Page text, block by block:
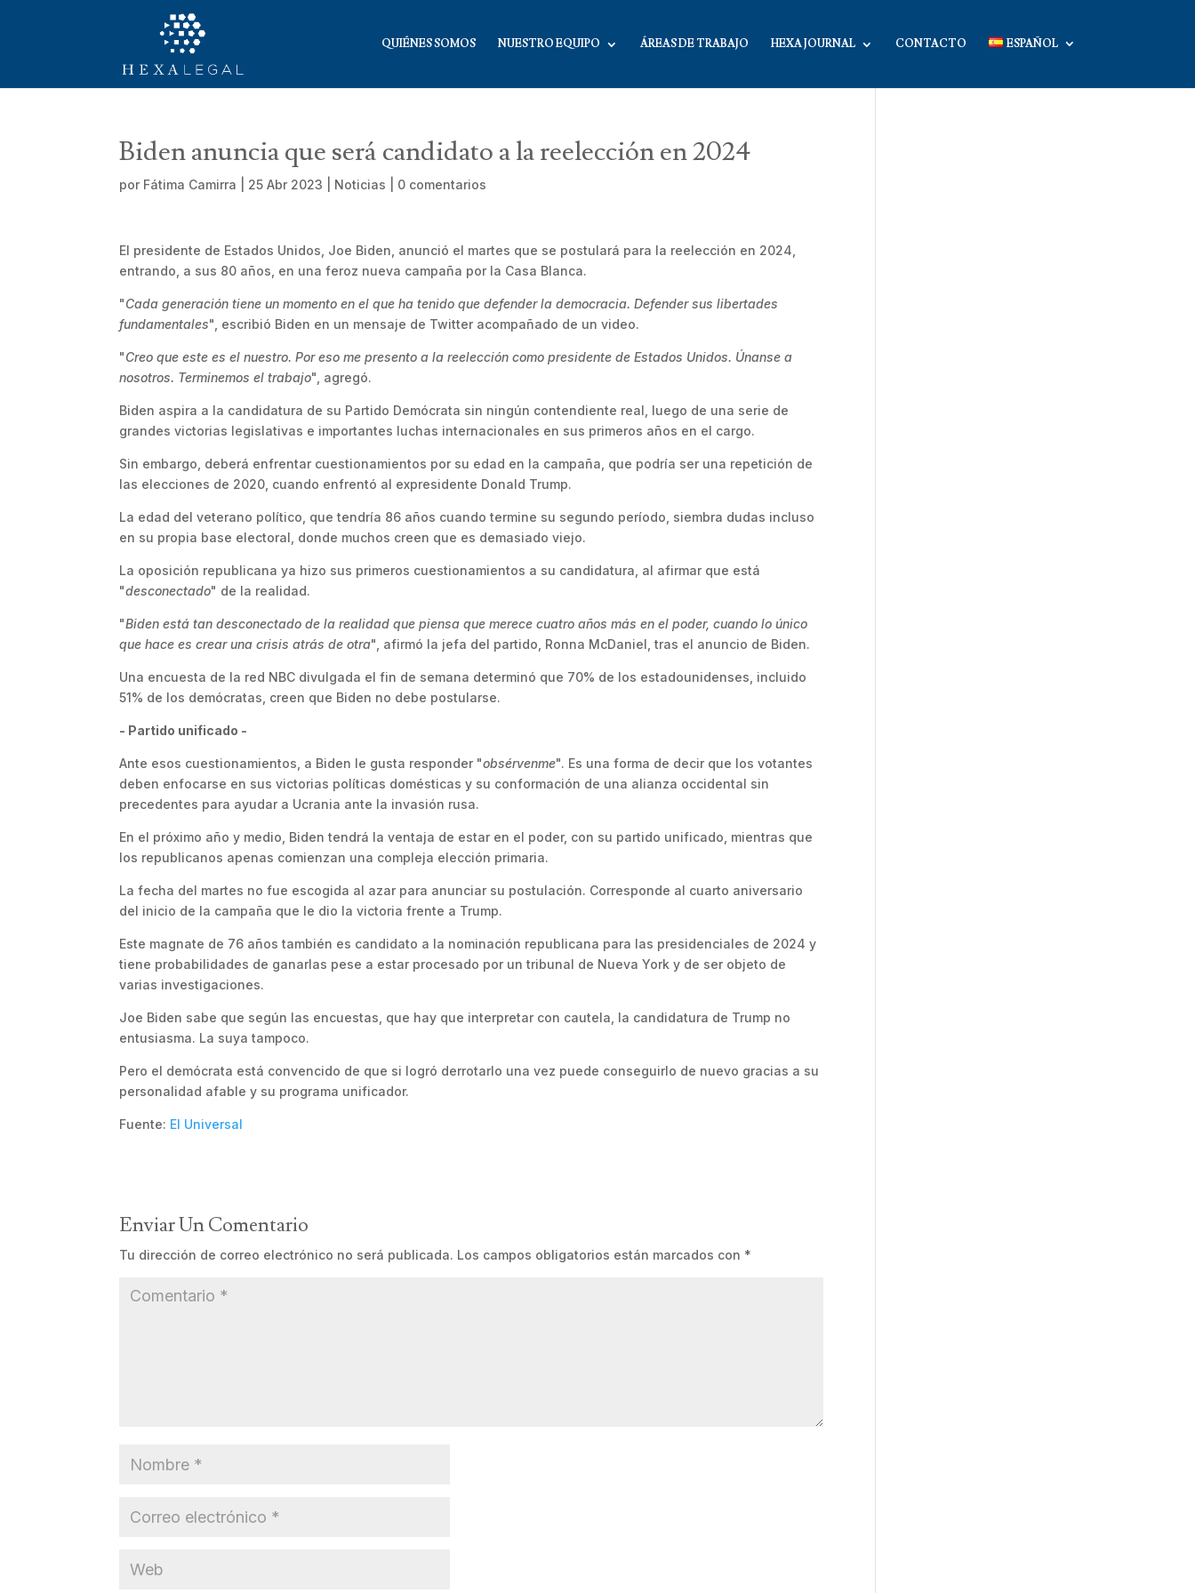
QUIÉNES SOMOS NUESTRO EQUIPO ÁREAS DE TRABAJO HEXA JOURNAL CONTACTO ESPAÑOL
Biden anuncia que será candidato a la reelección en 2024
por Fátima Camirra 25 Abr 2023 Noticias 0 comentarios
El presidente de Estados Unidos, Joe Biden, anunció el martes que se postulará para la reelección en 2024,
entrando, a sus 80 años, en una feroz nueva campaña por la Casa Blanca.
"Cada generación tiene un momento en el que ha tenido que defender la democracia. Defender sus libertades
fundamentales", escribió Biden en un mensaje de Twitter acompañado de un video.
"Creo que este es el nuestro. Por eso me presento a la reelección como presidente de Estados Unidos. Únanse a
nosotros. Terminemos el trabajo", agregó.
Biden aspira a la candidatura de su Partido Demócrata sin ningún contendiente real, luego de una serie de
grandes victorias legislativas e importantes luchas internacionales en sus primeros años en el cargo.
Sin embargo, deberá enfrentar cuestionamientos por su edad en la campaña, que podría ser una repetición de
las elecciones de 2020, cuando enfrentó al expresidente Donald Trump.
La edad del veterano político, que tendría 86 años cuando termine su segundo período, siembra dudas incluso
en su propia base electoral, donde muchos creen que es demasiado viejo.
La oposición republicana ya hizo sus primeros cuestionamientos a su candidatura, al afirmar que está
"desconectado" de la realidad.
"Biden está tan desconectado de la realidad que piensa que merece cuatro años más en el poder, cuando lo único
que hace es crear una crisis atrás de otra", afirmó la jefa del partido, Ronna McDaniel, tras el anuncio de Biden.
Una encuesta de la red NBC divulgada el fin de semana determinó que 70% de los estadounidenses, incluido
51% de los demócratas, creen que Biden no debe postularse.
- Partido unificado -
Ante esos cuestionamientos, a Biden le gusta responder "obsérvenme". Es una forma de decir que los votantes
deben enfocarse en sus victorias políticas domésticas y su conformación de una alianza occidental sin
precedentes para ayudar a Ucrania ante la invasión rusa.
En el próximo año y medio, Biden tendrá la ventaja de estar en el poder, con su partido unificado, mientras que
los republicanos apenas comienzan una compleja elección primaria.
La fecha del martes no fue escogida al azar para anunciar su postulación. Corresponde al cuarto aniversario
del inicio de la campaña que le dio la victoria frente a Trump.
Este magnate de 76 años también es candidato a la nominación republicana para las presidenciales de 2024 y
tiene probabilidades de ganarlas pese a estar procesado por un tribunal de Nueva York y de ser objeto de
varias investigaciones.
Joe Biden sabe que según las encuestas, que hay que interpretar con cautela, la candidatura de Trump no
entusiasma. La suya tampoco.
Pero el demócrata está convencido de que si logró derrotarlo una vez puede conseguirlo de nuevo gracias a su
personalidad afable y su programa unificador.
Fuente: El Universal
Enviar Un Comentario
Tu dirección de correo electrónico no será publicada. Los campos obligatorios están marcados con *